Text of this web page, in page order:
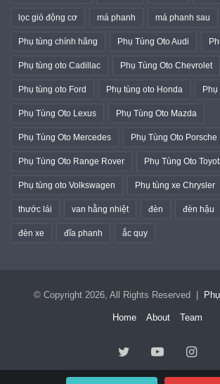
lọc gió động cơ má phanh má phanh sau
Phụ tùng chính hãng Phụ Tùng Oto Audi
Phụ tùng oto Cadillac Phụ Tùng Oto Chevrolet
Phụ tùng oto Ford Phụ tùng oto Honda
Phụ Tùng Oto Lexus Phụ Tùng Oto Mazda
Phụ Tùng Oto Mercedes Phụ Tùng Oto Porsche
Phụ Tùng Oto Range Rover Phụ Tùng Oto
Phụ tùng oto Volkswagen Phụ tùng xe Chrysler
thước lái van hằng nhiệt đèn đèn hậu
đèn xe đĩa phanh ắc quy
© Copyright 2026, All Rights Reserved |
Home About Team
TwitterYouTube